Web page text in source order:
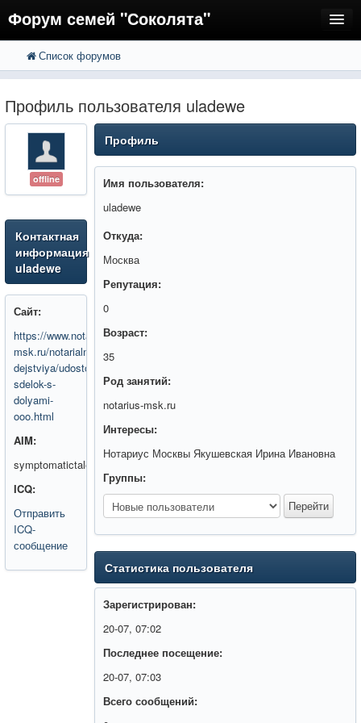
Форум семей "Соколята"
FAQ
Регистрация
Вход
Список форумов
Профиль пользователя uladewe
offline
Контактная
информация
uladewe
Сайт:
https://www.notarius-
msk.ru/notarialnye-
dejstviya/udostoverenie-
sdelok-s-
dolyami-
ooo.html
AIM:
symptomatictale
ICQ:
Отправить
ICQ-
сообщение
Профиль
Имя пользователя:
uladewe
Откуда:
Москва
Репутация:
0
Возраст:
35
Род занятий:
notarius-msk.ru
Интересы:
Нотариус Москвы Якушевская Ирина Ивановна
Группы:
Статистика пользователя
Зарегистрирован:
20-07, 07:02
Последнее посещение:
20-07, 07:03
Всего сообщений: